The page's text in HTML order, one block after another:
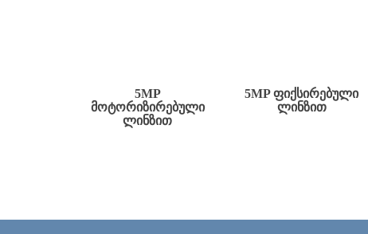
5MP
ᲛᲝᲢᲝᲠᲘᲖᲘᲠᲔᲑᲣᲚᲘ
ᲚᲘᲜᲖᲘᲗ
5MP ᲤᲘᲥᲡᲘᲠᲔᲑᲣᲚᲘ
ᲚᲘᲜᲖᲘᲗ